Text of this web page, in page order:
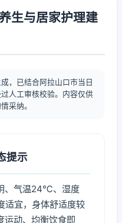
生与居家护理建
，已结合阿拉山口市当日
人工审核校验。内容仅供
采纳。
提示
、气温24℃、湿度
适宜，身体舒适度较
运动、均衡饮食即